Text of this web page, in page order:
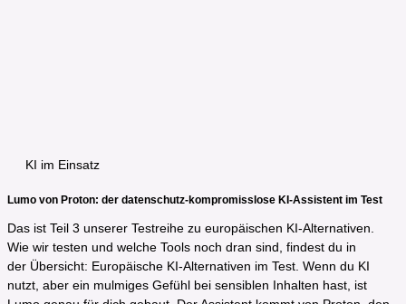
KI im Einsatz
Lumo von Proton: der datenschutz-kompromisslose KI-Assistent im Test
Das ist Teil 3 unserer Testreihe zu europäischen KI-Alternativen.
Wie wir testen und welche Tools noch dran sind, findest du in
der Übersicht: Europäische KI-Alternativen im Test. Wenn du KI
nutzt, aber ein mulmiges Gefühl bei sensiblen Inhalten hast, ist